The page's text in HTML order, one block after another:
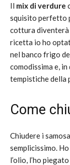
Il mix di verdure
squisito perfetto
cottura diventerà
ricetta io ho
nel banco frigo
comodissima e,
tempistiche della
Come
Chiudere i
semplicissimo.
l’olio, l’ho